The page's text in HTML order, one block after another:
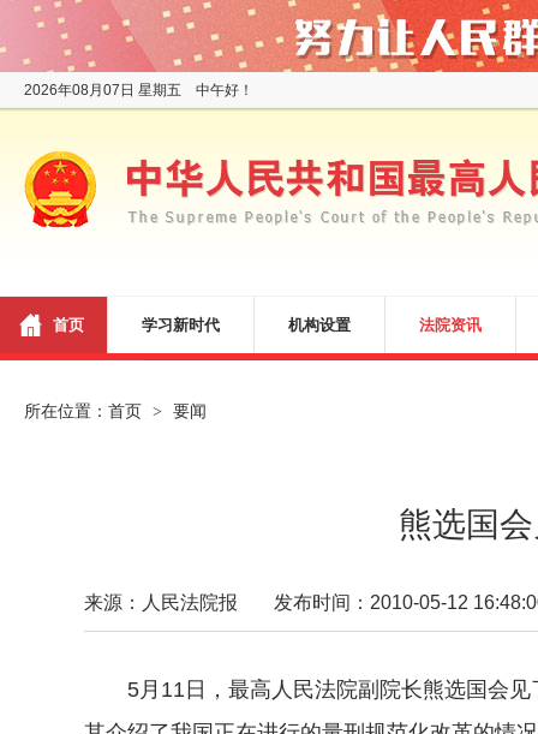
2026年08月07日 星期五 中午好！
首页 学习新时代 机构设置 法院资讯
所在位置： 首页 > 要闻
熊选国
来源：人民法院报 发布时间：2010-05-12
5月11日，最高人民法院副院长熊选国会见